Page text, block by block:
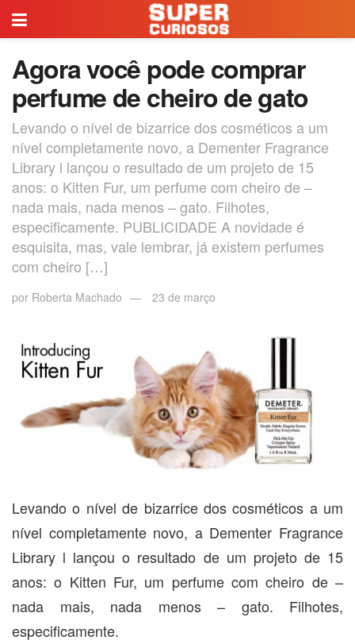
Agora você pode comprar
perfume de cheiro de gato
Levando o nível de bizarrice dos cosméticos a um
nível completamente novo, a Dementer Fragrance
Library l lançou o resultado de um projeto de 15
anos: o Kitten Fur, um perfume com cheiro de –
nada mais, nada menos – gato. Filhotes,
especificamente. PUBLICIDADE A novidade é
esquisita, mas, vale lembrar, já existem perfumes
com cheiro […]
por Roberta Machado 23 de março
Levando o nível de bizarrice dos cosméticos a um
nível completamente novo, a Dementer Fragrance
Library l lançou o resultado de um projeto de 15
anos: o Kitten Fur, um perfume com cheiro de –
nada mais, nada menos – gato. Filhotes,
especificamente.